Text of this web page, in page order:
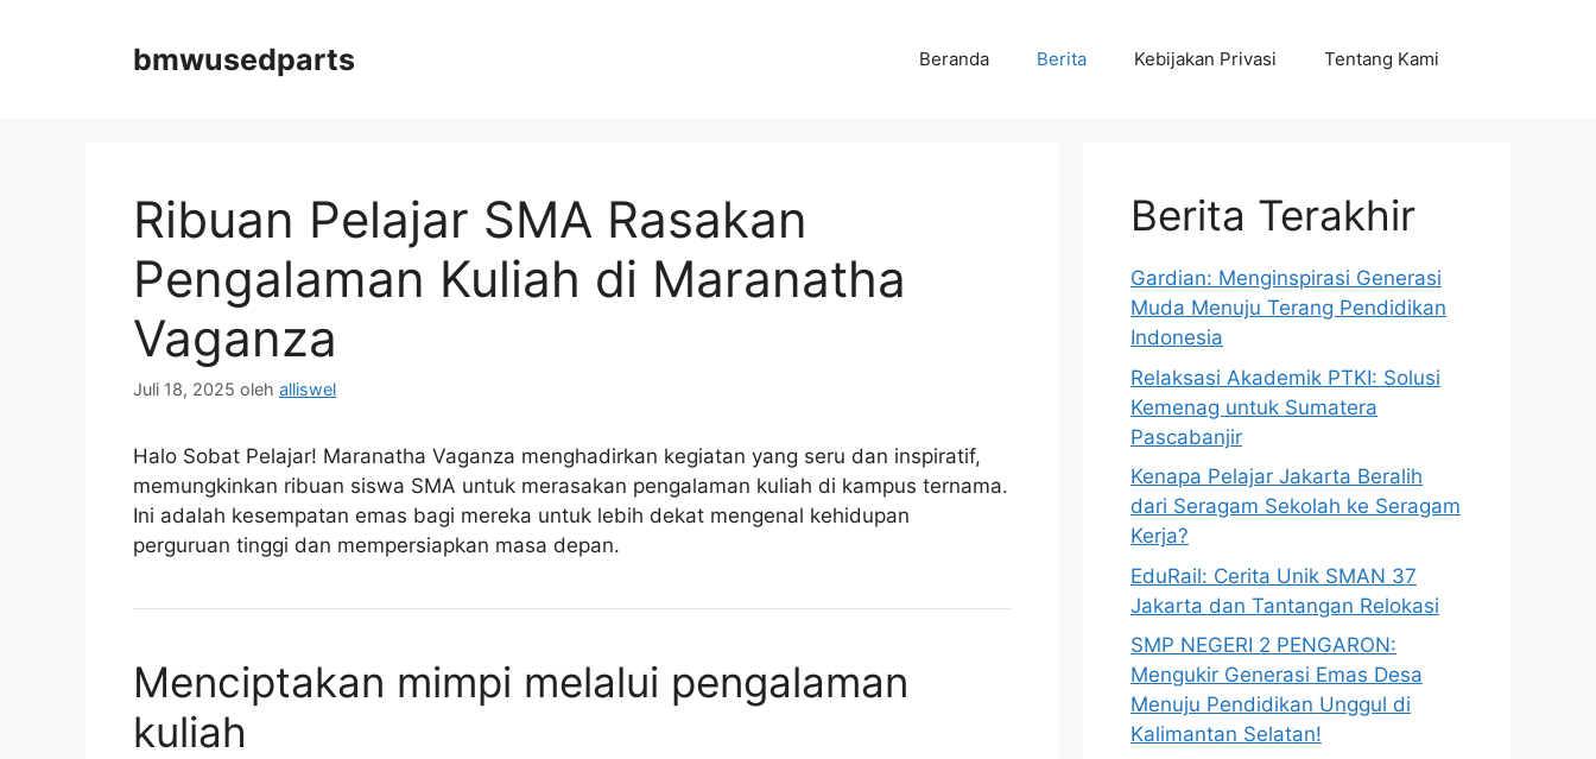
bmwusedparts Beranda Berita Kebijakan Privasi Tentang Kami
Ribuan Pelajar SMA Rasakan
Pengalaman Kuliah di Maranatha
Vaganza
Juli 18, 2025 oleh alliswel
Halo Sobat Pelajar! Maranatha Vaganza menghadirkan kegiatan yang seru dan inspiratif,
memungkinkan ribuan siswa SMA untuk merasakan pengalaman kuliah di kampus ternama.
Ini adalah kesempatan emas bagi mereka untuk lebih dekat mengenal kehidupan
perguruan tinggi dan mempersiapkan masa depan.
Menciptakan mimpi melalui pengalaman
kuliah
Berita Terakhir
Gardian: Menginspirasi Generasi
Muda Menuju Terang Pendidikan
Indonesia
Relaksasi Akademik PTKI: Solusi
Kemenag untuk Sumatera
Pascabanjir
Kenapa Pelajar Jakarta Beralih
dari Seragam Sekolah ke Seragam
Kerja?
EduRail: Cerita Unik SMAN 37
Jakarta dan Tantangan Relokasi
SMP NEGERI 2 PENGARON:
Mengukir Generasi Emas Desa
Menuju Pendidikan Unggul di
Kalimantan Selatan!